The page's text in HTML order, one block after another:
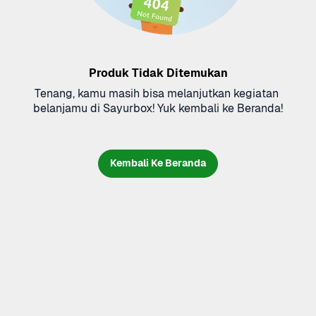
Produk Tidak Ditemukan
Tenang, kamu masih bisa melanjutkan kegiatan
belanjamu di Sayurbox! Yuk kembali ke Beranda!
Kembali Ke Beranda